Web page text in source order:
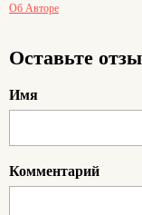
любителям
Об Авторе
Оставьте
Имя
Комментарий